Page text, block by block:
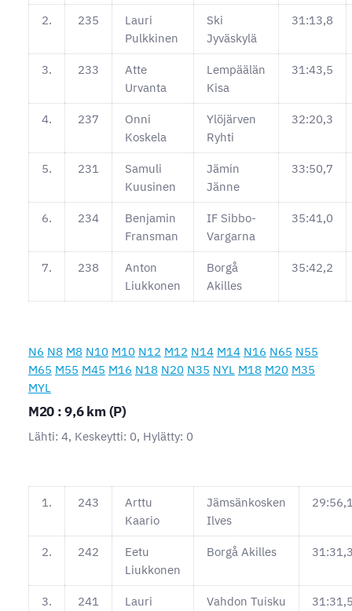
2. 235
Lauri
Pulkkinen
Ski
Jyväskylä
31:13,8
3. 233
Atte
Urvanta
Lempäälän
Kisa
31:43,5
4. 237
Onni
Koskela
Ylöjärven
Ryhti
32:20,3
5. 231
Samuli
Kuusinen
Jämin
Jänne
33:50,7
6. 234
Benjamin
Fransman
IF Sibbo-
Vargarna
35:41,0
7. 238
Anton
Liukkonen
Borgå
Akilles
35:42,2
N6 N8 M8 N10 M10 N12 M12 N14 M14 N16 N65 N55
M65 M55 M45 M16 N18 N20 N35 NYL M18 M20 M35
MYL
M20 : 9,6 km (P)
Lähti: 4, Keskeytti: 0, Hylätty: 0
1. 243
Arttu
Kaario
Jämsänkosken
Ilves
2. 242
Eetu
Liukkonen
Borgå Akilles
3. 241
Lauri
Vahdon Tuisku